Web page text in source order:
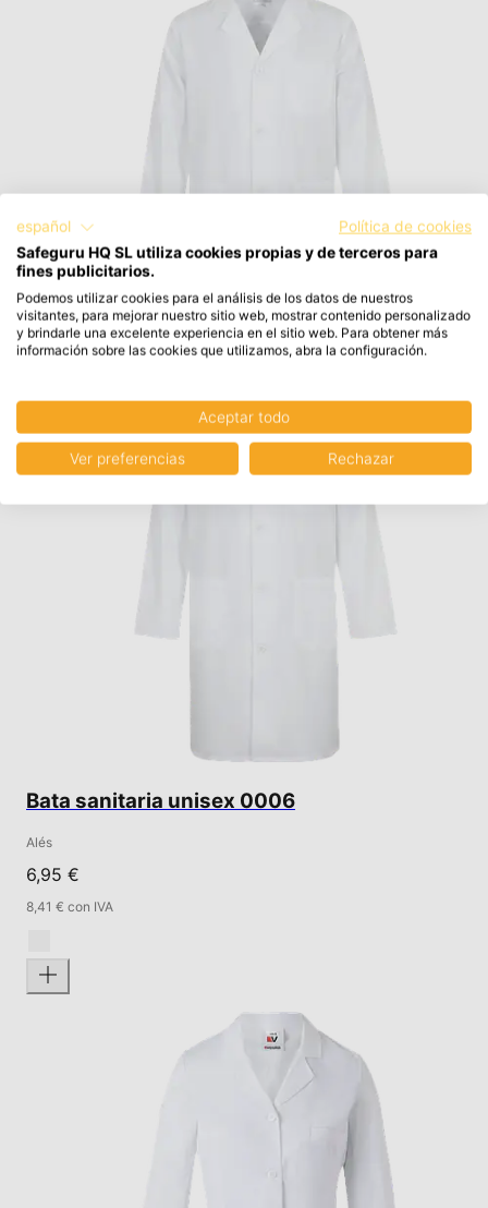
Bata sanitaria unisex 0006
Alés
6,95 €
8,41 € con IVA
español
Política de cookies
Safeguru HQ SL utiliza cookies propias y de terceros para
fines publicitarios.
Podemos utilizar cookies para el análisis de los datos de nuestros
visitantes, para mejorar nuestro sitio web, mostrar contenido personalizado
y brindarle una excelente experiencia en el sitio web. Para obtener más
información sobre las cookies que utilizamos, abra la configuración.
Aceptar todo
Ver preferencias Rechazar